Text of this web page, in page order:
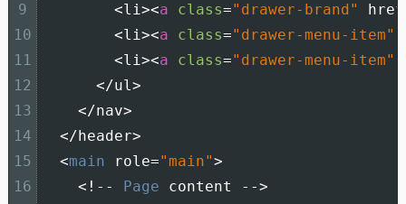
9
10
11
12
13
14
15
16
<li><a class="drawer-brand" href
<li><a class="drawer-menu-item"
<li><a class="drawer-menu-item"
</ul>
</nav>
</ header>
<main role="main">
< ! -- Page content -->